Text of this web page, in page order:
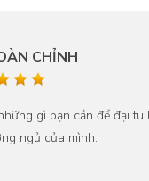
CHỈNH
gì bạn cần để đại tu
ngủ của mình.